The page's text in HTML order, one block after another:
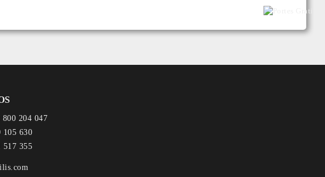
800 204 047
105 630
517 355